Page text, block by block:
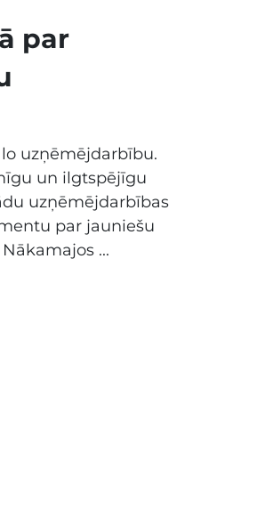
par
uzņēmējdarbību.
un ilgtspējīgu
uzņēmējdarbības
par jauniešu
...